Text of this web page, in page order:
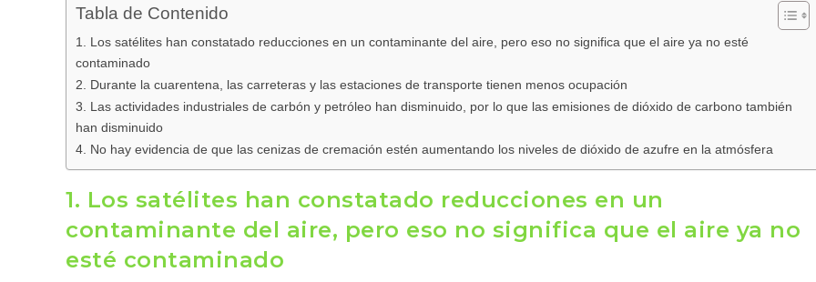
Tabla de Contenido
1. Los satélites han constatado reducciones en un contaminante del aire, pero eso no significa que el aire ya no esté
contaminado
2. Durante la cuarentena, las carreteras y las estaciones de transporte tienen menos ocupación
3. Las actividades industriales de carbón y petróleo han disminuido, por lo que las emisiones de dióxido de carbono también
han disminuido
4. No hay evidencia de que las cenizas de cremación estén aumentando los niveles de dióxido de azufre en la atmósfera
1. Los satélites han constatado reducciones en un
contaminante del aire, pero eso no significa que el aire ya no
esté contaminado